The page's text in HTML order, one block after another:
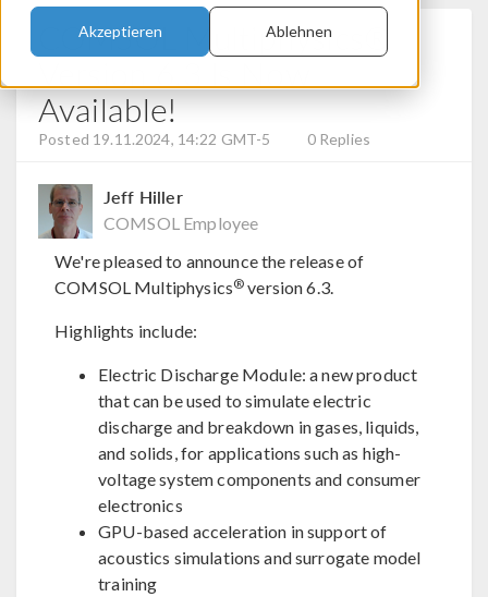
Akzeptieren Ablehnen
COMSOL Multiphysics®
Available!
Posted 19.11.2024, 14:22 GMT-5 0 Replies
Jeff Hiller
COMSOL Employee
We're pleased to announce the release of
COMSOL Multiphysics® version 6.3.
Highlights include:
Electric Discharge Module: a new product
that can be used to simulate electric
discharge and breakdown in gases, liquids,
and solids, for applications such as high-
voltage system components and consumer
electronics
GPU-based acceleration in support of
acoustics simulations and surrogate model
training